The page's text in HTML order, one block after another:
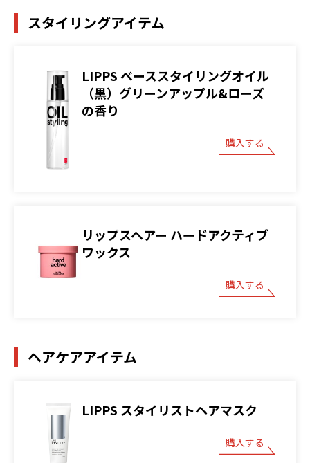
スタイリングアイテム
LIPPS ベーススタイリングオイル
（黒）グリーンアップル&ローズ
の香り
購入する
リップスヘアー ハードアクティブ
ワックス
購入する
ヘアケアアイテム
LIPPS スタイリストヘアマスク
購入する